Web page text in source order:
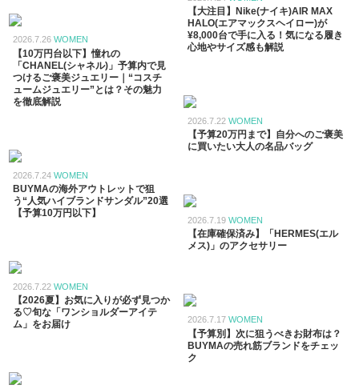
2026.7.26WOMEN
【10万円台以下】憧れの
「CHANEL(シャネル)」予算内で見
つけるご褒美ジュエリー｜“コスチ
ュームジュエリー”とは？その魅力
を徹底解説
2026.7.24WOMEN
BUYMAの海外アウトレットで狙
う“人気ハイブランドサンダル”20選
【予算10万円以下】
2026.7.22WOMEN
【2026夏】お気に入りが必ず見つか
る♡旬な「ワンショルダーアイテ
ム」をお届け
【大注目】Nike(ナイキ)AIR MAX
HALO(エアマックスヘイロー)が
¥8,000台で手に入る！気になる履き
心地やサイズ感も解説
2026.7.22 WOMEN
【予算20万円まで】自分へのご褒美
に買いたい大人の名品バッグ
2026.7.19 WOMEN
【在庫確保済み】「HERMES(エル
メス)」のアクセサリー
2026.7.17 WOMEN
【予算別】次に狙うべきお財布は？
BUYMAの売れ筋ブランドをチェッ
ク